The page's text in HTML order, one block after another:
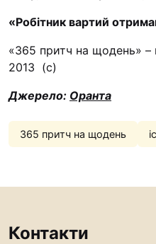
«Робітник вартий
«365 притч на щодень» –
2013 (с)
Джерело: Оранта
365 притч на щодень
Контакти